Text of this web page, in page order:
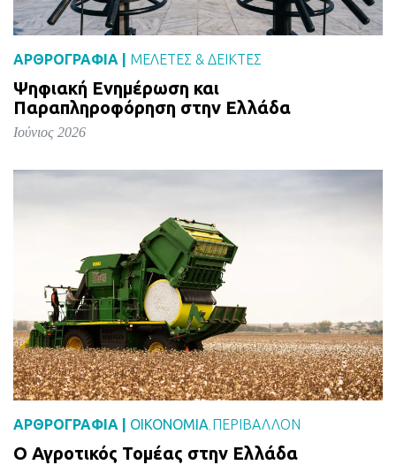
ΑΡΘΡΟΓΡΑΦΙΑ | ΜΕΛΈΤΕΣ & ΔΕΙΚΤΕΣ
Ψηφιακή Ενημέρωση και
Παραπληροφόρηση στην Ελλάδα
Ιούνιος 2026
ΑΡΘΡΟΓΡΑΦΙΑ | ΟΙΚΟΝΟΜΙΑ, ΠΕΡΙΒΑΛΛΟΝ
Ο Αγροτικός Τομέας στην Ελλάδα